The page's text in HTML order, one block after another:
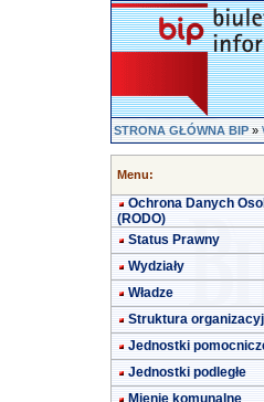
STRONA GŁÓWNA BIP»
Menu:
Ochrona Danych
(RODO)
Status Prawny
Wydziały
Władze
Struktura
Jednostki
Jednostki podległe
Mienie komunalne